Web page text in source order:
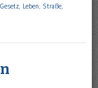
Gesetz, Leben, Straße,